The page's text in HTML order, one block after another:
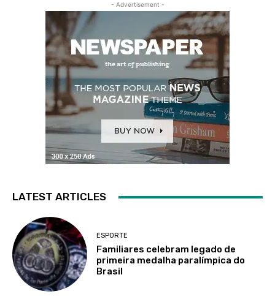
- Advertisement -
LATEST ARTICLES
ESPORTE
Familiares celebram legado de
primeira medalha paralímpica do
Brasil